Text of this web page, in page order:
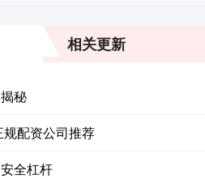
相关更新
秘
配资公司推荐
全杠杆